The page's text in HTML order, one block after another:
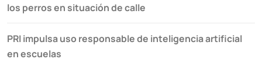
los perros en situación de calle
PRI impulsa uso responsable de inteligencia artificial
en escuelas